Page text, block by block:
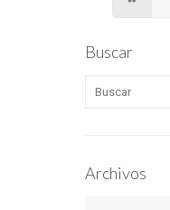
Buscar
Archivos